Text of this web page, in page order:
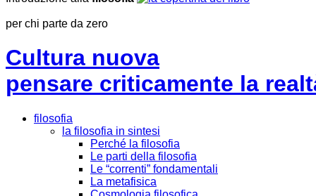
per chi parte da zero
Cultura nuova
pensare criticamente la
filosofia
la filosofia in sintesi
Perché la filosofia
Le parti della filosofia
Le “correnti” fondamentali
La metafisica